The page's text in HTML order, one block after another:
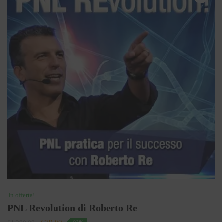
In offerta!
PNL Revolution di Roberto Re